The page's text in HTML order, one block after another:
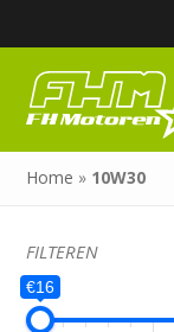
Home » 10W30
FILTEREN
€16